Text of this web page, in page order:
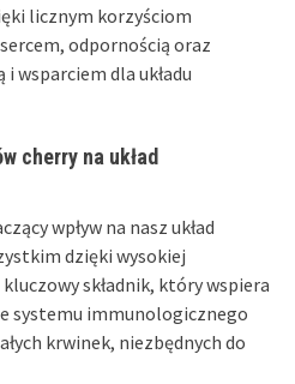
licznym korzyściom
odpornością oraz
dla układu
cherry na układ
wpływ na nasz układ
dzięki wysokiej
kluczowy składnik, który wspiera
systemu immunologicznego
krwinek, niezbędnych do